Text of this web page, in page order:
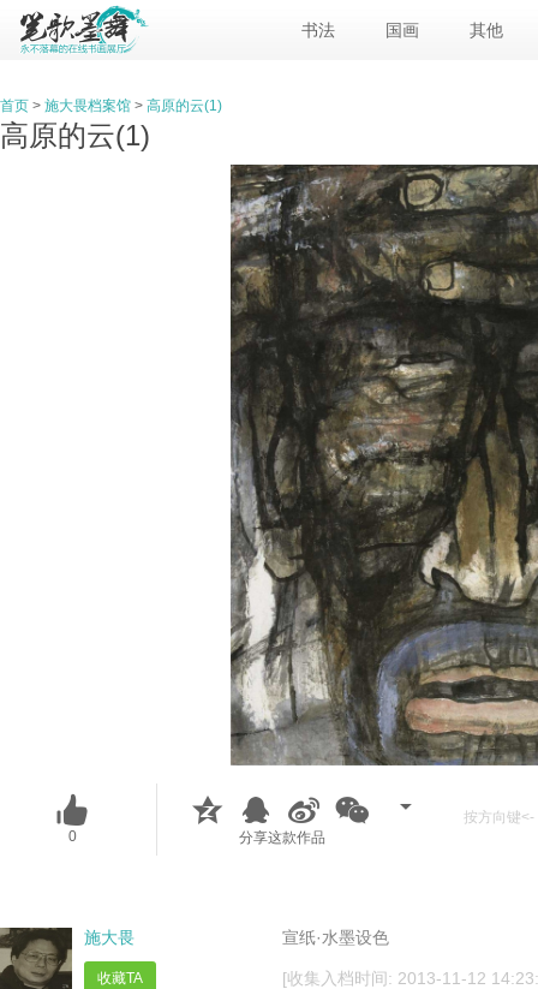
书法 国画 其他
首页 > 施大畏档案馆 > 高原的云(1)
高原的云(1)
0 分享这款作品
按方向键
宣纸·水墨设色
[收集入档时间: 2013-11-12
施大畏
收藏TA